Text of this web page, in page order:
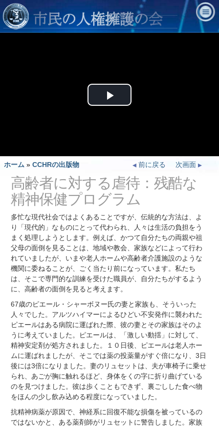
Play
ホーム » CCHRの出版物 次画面
前に戻る
高齢者に対する虐待：残酷な
精神保健プログラム
多忙な現代社会ではよくあることですが、伝統的な方法は、よ
り「現代的」なものにとって代わられ、人々は生活の負担をう
まく処理しようとします。例えば、かつて自分たちの両親や祖
父母の面倒を見ることは、地域や教会、家族などによって行わ
れていましたが、いまや老人ホームや高齢者介護施設のような
機関に委ねることが、ごく当たり前になっています。私たち
は、そこで専門的な訓練を受けた職員が、自分たちがするよう
に、高齢者の面倒を見ると考えます。
67歳のピエール・シャーボヌー氏の妻と家族も、そういった
人々でした。アルツハイマーによるひどい不安発作に襲われた
ピエールはある病院に運ばれた際、彼の妻とその家族はそのよ
うに考えていました。ピエールは、「激しい動揺」に対して、
精神安定剤が処方されました。１０日後、ピエールは老人ホー
ムに運ばれましたが、そこでは薬の投薬量がすぐ倍になり、3日
後には3倍になりました。妻のリュセットは、夫が車椅子に乗せ
られ、あごが胸に触れるほど、身体をくの字に折り曲げている
のを見つけました。彼は歩くこともできず、裏ごしした食べ物
をほんの少し飲み込める程度になっていました。
抗精神病薬が原因で、神経系に回復不能な損傷を被っているの
ではないかと、ある薬剤師がリュセットに警告しました。家族